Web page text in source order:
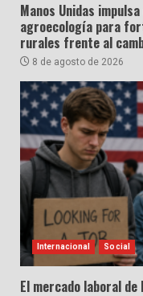
Manos Unidas
agroecología para
rurales frente al
8 de agosto de 2026
Internacional Social
El mercado laboral de